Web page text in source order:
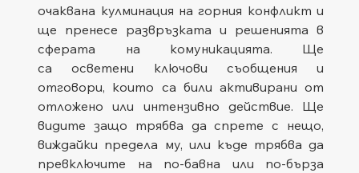
очаквана кулминация на горния конфликт и
ще пренесе развръзката и решенията в
сферата на комуникацията. Ще
са осветени ключови съобщения и
отговори, които са били активирани от
отложено или интензивно действие. Ще
видите защо трябва да спрете с нещо,
виждайки предела му, или къде трябва да
превключите на по-бавна или по-бърза